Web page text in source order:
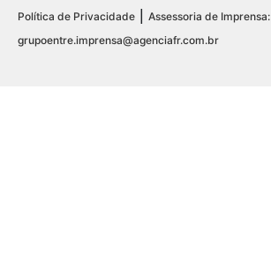
Política de Privacidade
Assessoria de Imprensa:
grupoentre.imprensa@agenciafr.com.br